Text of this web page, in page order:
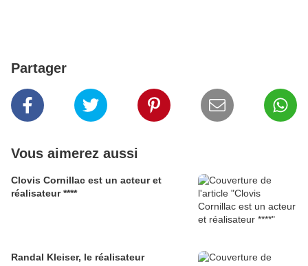
Partager
Vous aimerez aussi
Clovis Cornillac est un acteur et
réalisateur ****
Randal Kleiser, le réalisateur